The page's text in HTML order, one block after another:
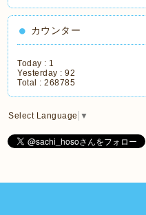
カウンター
Today : 1
Yesterday :92
Total :268785
Select Language ▼